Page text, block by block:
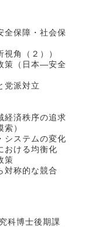
保障・社会保
角（２））
策（日本―安全
党派対立
経済秩序の追求
）
ステムの変化
おける均衡化
策
対称的な競合
科博士後期課